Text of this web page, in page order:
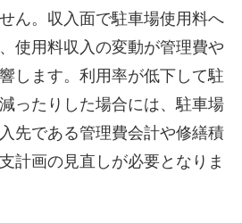
ん。収入面で駐車場使用料へ
使用料収入の変動が管理費や
します。利用率が低下して駐
ったりした場合には、駐車場
先である管理費会計や修繕積
計画の見直しが必要となりま